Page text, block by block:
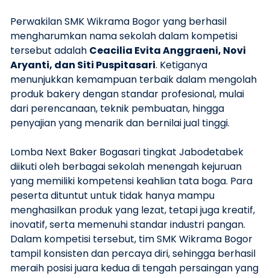
Perwakilan SMK Wikrama Bogor yang berhasil
mengharumkan nama sekolah dalam kompetisi
tersebut adalah Ceacilia Evita Anggraeni, Novi
Aryanti, dan Siti Puspitasari. Ketiganya
menunjukkan kemampuan terbaik dalam mengolah
produk bakery dengan standar profesional, mulai
dari perencanaan, teknik pembuatan, hingga
penyajian yang menarik dan bernilai jual tinggi.
Lomba Next Baker Bogasari tingkat Jabodetabek
diikuti oleh berbagai sekolah menengah kejuruan
yang memiliki kompetensi keahlian tata boga. Para
peserta dituntut untuk tidak hanya mampu
menghasilkan produk yang lezat, tetapi juga kreatif,
inovatif, serta memenuhi standar industri pangan.
Dalam kompetisi tersebut, tim SMK Wikrama Bogor
tampil konsisten dan percaya diri, sehingga berhasil
meraih posisi juara kedua di tengah persaingan yang